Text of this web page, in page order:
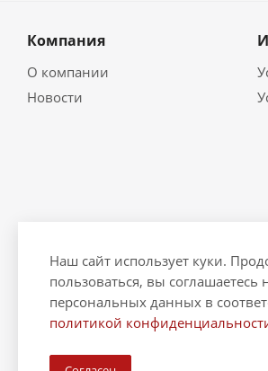
Компания
О компании
Новости
2026 © "Рыбак и Рыбачок" -
Наш сайт использует куки.
пользоваться, вы соглашаетесь
персональных данных в
политикой